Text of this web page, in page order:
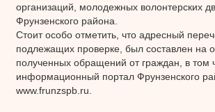
организаций, молодежных волонтерских
Фрунзенского района.
Стоит особо отметить, что адресный
подлежащих проверке, был составлен на
полученных обращений от граждан, в том
информационный портал Фрунзенского
www.frunzspb.ru.